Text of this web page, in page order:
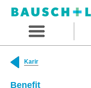
Karir
Benefit